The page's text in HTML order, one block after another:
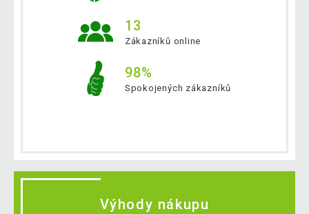
13
Zákazníků online
98%
Spokojených zákazníků
Výhody nákupu